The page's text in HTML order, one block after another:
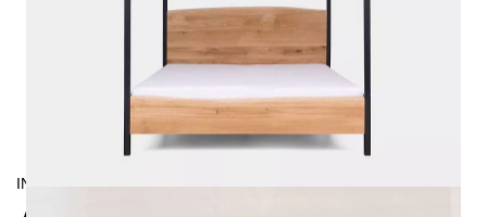
INDUSTRIAL/CONTEMPORAIN